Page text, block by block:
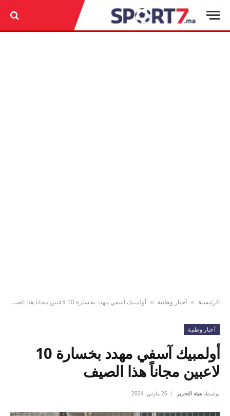
الرئيسية » أخبار وطنية » أولمبيك آسفي مهدد بخسارة 10 لاعبين مجاناً هذا الصيف
أخبار وطنية
أولمبيك آسفي مهدد بخسارة 10
لاعبين مجاناً هذا الصيف
بواسطة هيئة التحرير 26 مارس، 2024